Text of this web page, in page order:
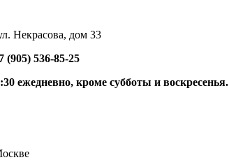
Некрасова, дом 33
(905) 536-85-25
ежедневно, кроме субботы и воскресенья.